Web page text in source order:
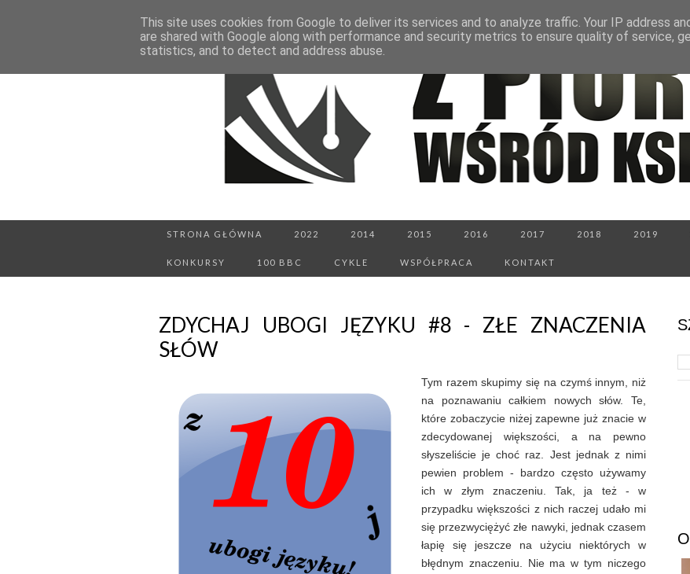
STRONA GŁÓWNA 2022 2014 2015 2016 2017 2018 2019
KONKURSY 100 BBC CYKLE WSPÓŁPRACA KONTAKT
ZDYCHAJ UBOGI JĘZYKU #8 - ZŁE ZNACZENIA
SŁÓW
Tym razem skupimy się na czymś innym, niż
na poznawaniu całkiem nowych słów. Te,
które zobaczycie niżej zapewne już znacie w
zdecydowanej większości, a na pewno
słyszeliście je choć raz. Jest jednak z nimi
pewien problem - bardzo często używamy
ich w złym znaczeniu. Tak, ja też - w
przypadku większości z nich raczej udało mi
się przezwyciężyć złe nawyki, jednak czasem
łapię się jeszcze na użyciu niektórych w
błędnym znaczeniu. Nie ma w tym niczego
This site uses cookies from Google to deliver its services and to analyze traffic. Your IP address
are shared with Google along with performance and security metrics to ensure quality of service,
statistics, and to detect and address abuse.